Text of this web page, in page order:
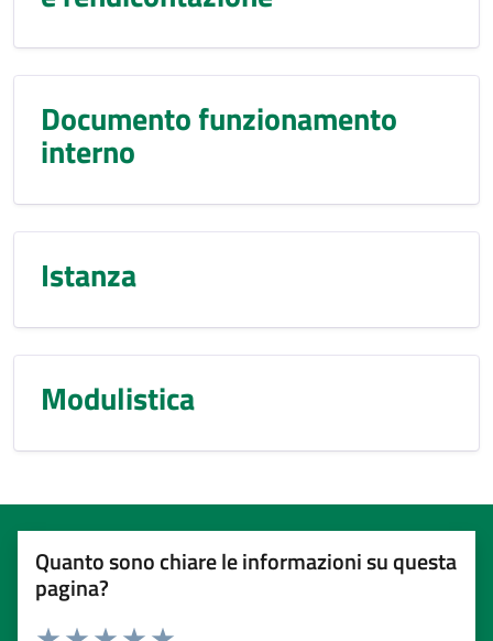
Documento funzionamento
interno
Istanza
Modulistica
Quanto sono chiare le informazioni su questa
pagina?